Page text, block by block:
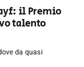
il Premio
talento
da quasi